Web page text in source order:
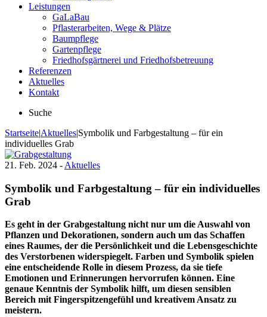
Leistungen
GaLaBau
Pflasterarbeiten, Wege & Plätze
Baumpflege
Gartenpflege
Friedhofsgärtnerei und Friedhofsbetreuung
Referenzen
Aktuelles
Kontakt
Suche
Startseite|Aktuelles|Symbolik und Farbgestaltung – für ein
individuelles Grab
21. Feb. 2024 - Aktuelles
Symbolik und Farbgestaltung – für ein individuelles
Grab
Es geht in der Grabgestaltung nicht nur um die Auswahl von
Pflanzen und Dekorationen, sondern auch um das Schaffen
eines Raumes, der die Persönlichkeit und die Lebensgeschichte
des Verstorbenen widerspiegelt. Farben und Symbolik spielen
eine entscheidende Rolle in diesem Prozess, da sie tiefe
Emotionen und Erinnerungen hervorrufen können. Eine
genaue Kenntnis der Symbolik hilft, um diesen sensiblen
Bereich mit Fingerspitzengefühl und kreativem Ansatz zu
meistern.